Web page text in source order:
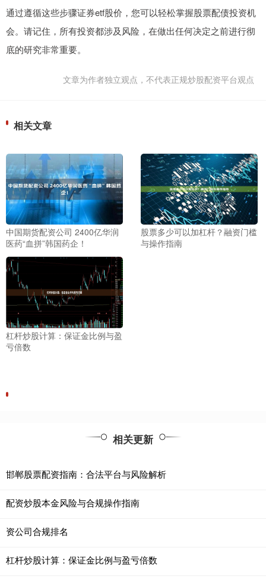
通过遵循这些步骤证券etf股价，您可以轻松掌握股票配债投资机
会。请记住，所有投资都涉及风险，在做出任何决定之前进行彻
底的研究非常重要。
文章为作者独立观点，不代表正规炒股配资平台观点
相关文章
中国期货配资公司 2400亿华润
医药“血拼”韩国药企！
股票多少可以加杠杆？融资门槛
与操作指南
杠杆炒股计算：保证金比例与盈
亏倍数
相关更新
邯郸股票配资指南：合法平台与风险解析
配资炒股本金风险与合规操作指南
资公司合规排名
杠杆炒股计算：保证金比例与盈亏倍数